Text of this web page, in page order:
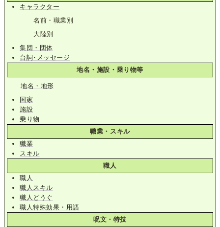
キャラクター
名前・職業別
大陸別
集団・団体
台詞･メッセージ
地名・施設・乗り物等
地名・地形
国家
施設
乗り物
職業・スキル
職業
スキル
職人
職人
職人スキル
職人どうぐ
職人特殊効果・用語
呪文・特技